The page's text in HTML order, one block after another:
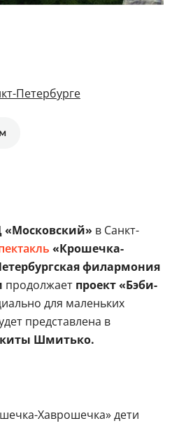
Петербурге
«Московский» в Санкт-
«Крошечка-
филармония
продолжает проект «Бэби-
для маленьких
представлена в
Шмитько.
Хаврошечка» дети